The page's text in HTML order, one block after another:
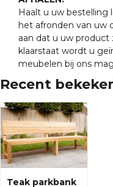
Haalt u uw bestelling
het afronden van uw
aan dat u uw product
klaarstaat wordt u
meubelen bij ons
Recent
Teak parkbank